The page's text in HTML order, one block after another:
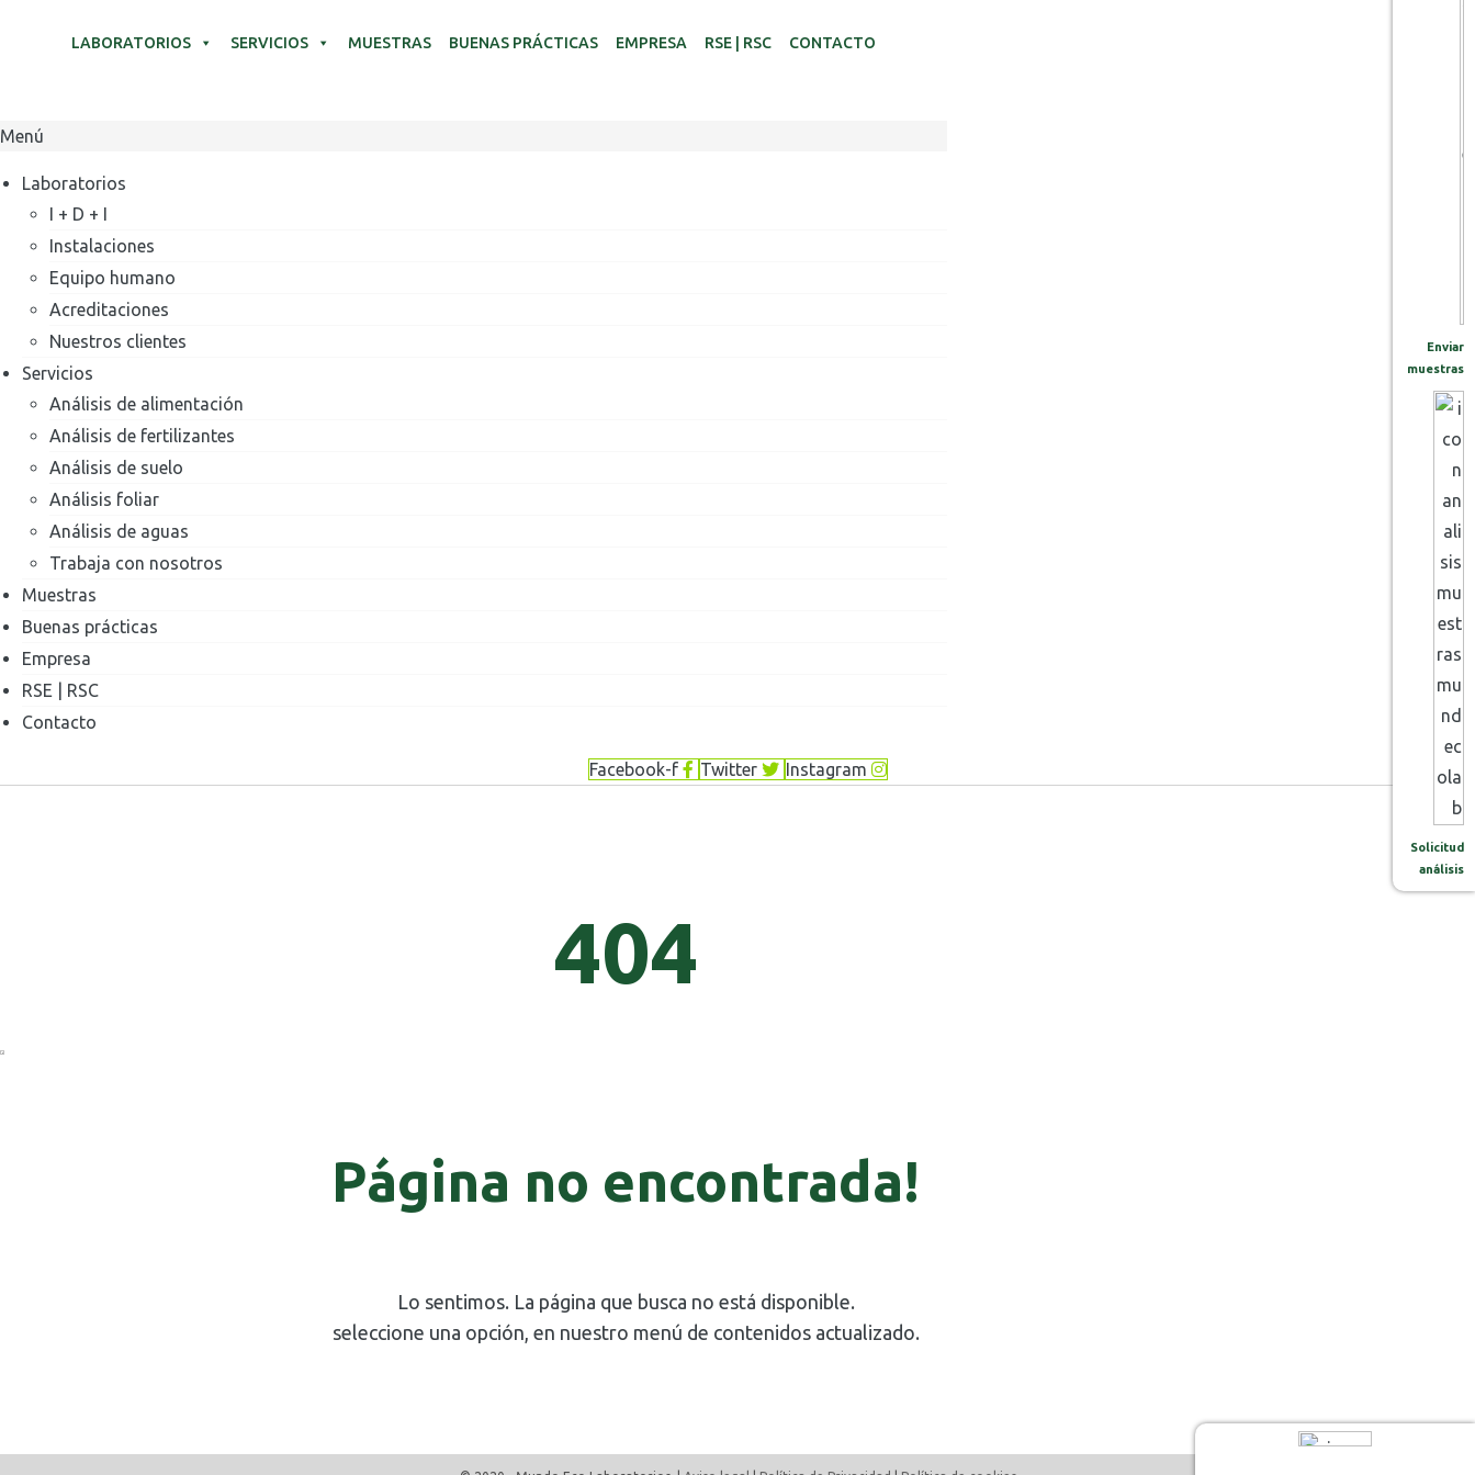
LABORATORIOS SERVICIOS MUESTRAS BUENAS PRÁCTICAS EMPRESA RSE | RSC CONTACTO
Menú
Laboratorios
I + D + I
Instalaciones
Equipo humano
Acreditaciones
Nuestros clientes
Servicios
Análisis de alimentación
Análisis de fertilizantes
Análisis de suelo
Análisis foliar
Análisis de aguas
Trabaja con nosotros
Muestras
Buenas prácticas
Empresa
RSE | RSC
Contacto
Facebook-f Twitter Instagram
Enviar
muestras
Solicitud
análisis
404
Página no encontrada!
Lo sentimos. La página que busca no está disponible.
seleccione una opción, en nuestro menú de contenidos actualizado.